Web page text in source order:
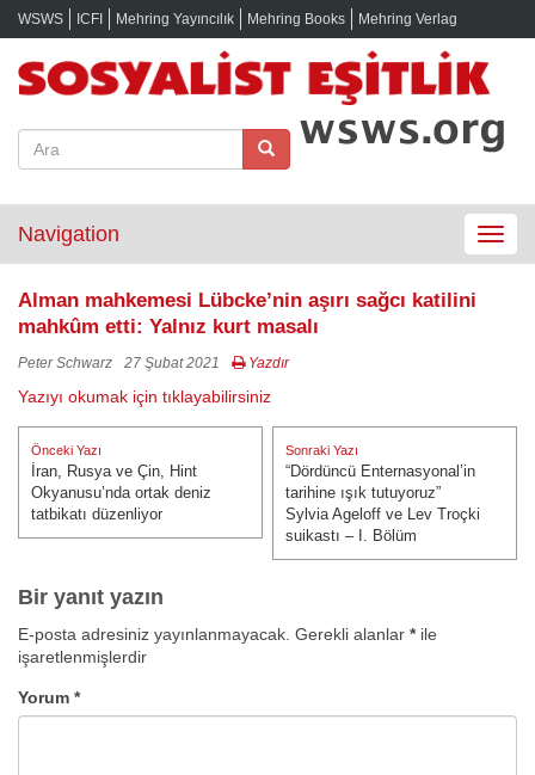
WSWS ICFI Mehring Yayıncılık Mehring Books Mehring Verlag
Toggle
Navigation
Alman mahkemesi Lübcke’nin aşırı sağcı katilini
mahkûm etti: Yalnız kurt masalı
Peter Schwarz 27 Şubat 2021 Yazdır
Yazıyı okumak için tıklayabilirsiniz
Yazı
gezinmesi
Önceki Yazı
Önceki Yazı:
İran, Rusya ve Çin, Hint
Okyanusu’nda ortak deniz
tatbikatı düzenliyor
Sonraki Yazı
Sonraki Yazı:
“Dördüncü Enternasyonal’in
tarihine ışık tutuyoruz”
Sylvia Ageloff ve Lev Troçki
suikastı – I. Bölüm
Bir yanıt yazın
E-posta adresiniz yayınlanmayacak. Gerekli alanlar *ile
işaretlenmişlerdir
Yorum *